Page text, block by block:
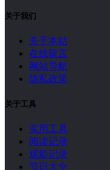
关于我们
关于本站
在线留言
网站导航
隐私政策
关于工具
实用工具
阅读记录
观影记录
节日大全